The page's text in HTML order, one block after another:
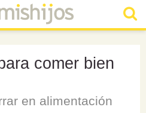
comer bien
en alimentación